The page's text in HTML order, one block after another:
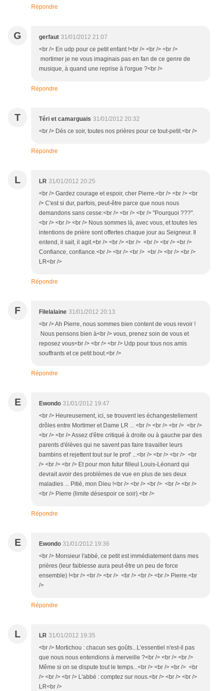
Répondre
G gerfaut 31/01/2012 21:07
<br /> En udp pour ce petit enfant !<br /> <br /> <br />
mortimer je ne vous imaginais pas en fan de ce genre de
musique, à quand une reprise à l'orgue ?<br />
Répondre
T Téri et camarguais 31/01/2012 20:32
<br /> Dés ce soir, toutes nos prières pour ce tout-petit.<br />
Répondre
L LR 31/01/2012 20:25
<br /> Gardez courage et espoir, cher Pierre.<br /> <br /> <br
/> C'est si dur, parfois, peut-être parce que nous nous
demandons sans cesse:<br /> <br /> <br /> "Pourquoi ???".
<br /> <br /> <br /> Nous sommes là, avec vous, et toutes les
intentions de prière sont offertes chaque jour au Seigneur. Il
entend, il sait, il agit.<br /> <br /> <br /> <br /> <br /> <br />
Confiance, confiance.<br /> <br /> <br /> <br /> <br /> <br />
LR<br />
Répondre
F Filelalaine 31/01/2012 20:13
<br /> Ah Pierre, nous sommes bien content de vous revoir !
Nous pensons bien à<br /> vous, prenez soin de vous et
reposez vous<br /> <br /> <br /> Udp pour tous nos amis
souffrants et ce petit bout.<br />
Répondre
E Ewondo 31/01/2012 19:47
<br /> Heureusement, ici, se trouvent les échangestellement
drôles entre Mortimer et Dame LR ... <br /> <br /> <br /> <br />
<br /> <br /> Assez d'être critiqué à droite ou à gauche par des
parents d'élèves qui ne savent pas faire travailler leurs
bambins et rejettent tout sur le prof' ...<br /> <br /> <br /> <br
/> <br /> <br /> Et pour mon futur filleul Louis-Léonard qui
devrait avoir des problèmes de vue en plus de ses deux
maladies ... Pitié, mon Dieu !<br /> <br /> <br /> <br /> <br />
<br /> Pierre (limite désespoir ce soir).<br />
Répondre
E Ewondo 31/01/2012 19:36
<br /> Monsieur l'abbé, ce petit est immédiatement dans mes
prières (leur faiblesse aura peut-être un peu de force
ensemble) !<br /> <br /> <br /> <br /> <br /> <br /> Pierre.<br
/>
Répondre
L LR 31/01/2012 19:35
<br /> Mortichou : chacun ses goûts...L'essentiel n'est-il pas
que nous nous entendions à merveille ?<br /> <br /> <br />
Même si on se dispute tout le temps...<br /> <br /> <br /> <br
/> <br /> <br /> L'abbé : comptez sur nous.<br /> <br /> <br />
LR<br />